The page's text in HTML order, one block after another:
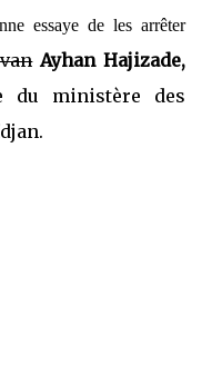
essaye de les arrêter
Ayhan Hajizade,
du ministère des